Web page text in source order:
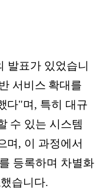
발표가 있었습니
서비스 확대를
다"며, 특히 대규
수 있는 시스템
며, 이 과정에서
등록하며 차별화
습니다.